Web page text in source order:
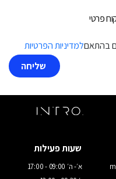
פרטי
בהתאםלמדיניות הפרטיות
שעות פעילות
א׳- ה׳ 09:00 - 17:00